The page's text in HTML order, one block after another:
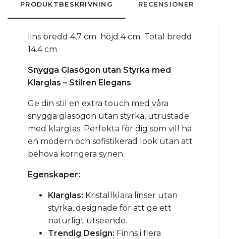
PRODUKTBESKRIVNING RECENSIONER
lins bredd 4,7 cm höjd 4 cm Total bredd
14.4 cm
Snygga Glasögon utan Styrka med
Klarglas – Stilren Elegans
Ge din stil en extra touch med våra
snygga glasögon utan styrka, utrustade
med klarglas. Perfekta för dig som vill ha
en modern och sofistikerad look utan att
behöva korrigera synen.
Egenskaper:
Klarglas: Kristallklara linser utan
styrka, designade för att ge ett
naturligt utseende.
Trendig Design: Finns i flera